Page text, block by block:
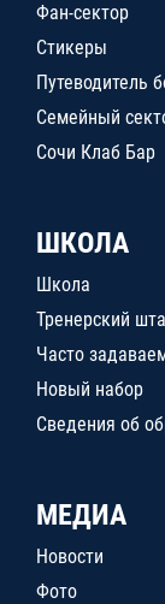
Фан-сектор
Стикеры
Путеводитель
Семейный
Сочи Клаб Бар
ШКОЛА
Школа
Тренерский
Часто
Новый набор
Сведения об
МЕДИА
Новости
Фото